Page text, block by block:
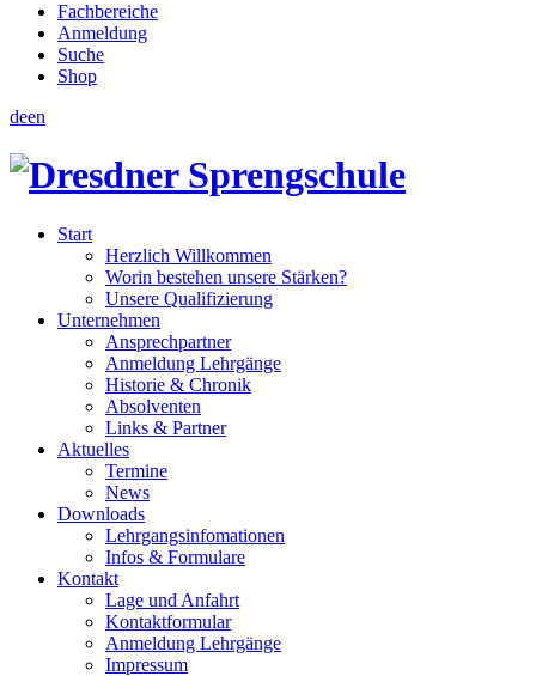
Fachbereiche
Anmeldung
Suche
Shop
deen
Start
Herzlich Willkommen
Worin bestehen unsere Stärken?
Unsere Qualifizierung
Unternehmen
Ansprechpartner
Anmeldung Lehrgänge
Historie & Chronik
Absolventen
Links & Partner
Aktuelles
Termine
News
Downloads
Lehrgangsinfomationen
Infos & Formulare
Kontakt
Lage und Anfahrt
Kontaktformular
Anmeldung Lehrgänge
Impressum